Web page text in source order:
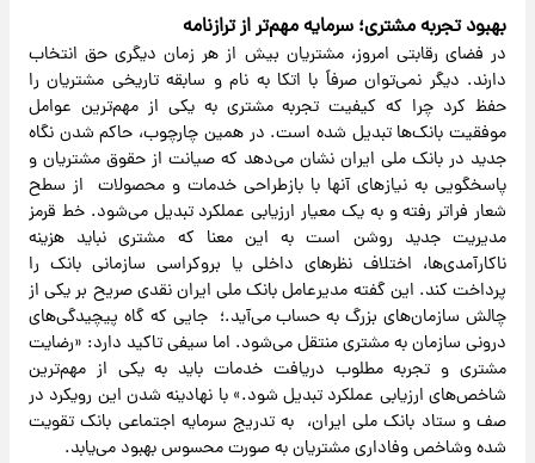
بهبود تجربه مشتری؛ سرمایه‌ مهم‌تر از ترازنامه
در فضای رقابتی امروز، مشتریان بیش از هر زمان دیگری حق انتخاب
دارند. دیگر نمی‌توان صرفاً با اتکا به نام و سابقه تاریخی مشتریان را
حفظ کرد چرا که کیفیت تجربه مشتری به یکی از مهم‌ترین عوامل
موفقیت بانک‌ها تبدیل شده است. در همین چارچوب، حاکم شدن نگاه
جدید در بانک ملی ایران نشان می‌دهد که صیانت از حقوق مشتریان و
پاسخگویی به نیازهای آنها با بازطراحی خدمات و محصولات از سطح
شعار فراتر رفته و به یک معیار ارزیابی عملکرد تبدیل می‌شود. خط قرمز
مدیریت جدید روشن است به این معنا که مشتری نباید هزینه
ناکارآمدی‌ها، اختلاف نظرهای داخلی یا بروکراسی سازمانی بانک را
پرداخت کند. این گفته مدیرعامل بانک ملی ایران نقدی صریح بر یکی از
چالش سازمان‌های بزرگ به حساب می‌آید.؛ جایی که گاه پیچیدگی‌های
درونی سازمان به مشتری منتقل می‌شود. اما سیفی تاکید دارد: «رضایت
مشتری و تجربه مطلوب دریافت خدمات باید به یکی از مهم‌ترین
شاخص‌های ارزیابی عملکرد تبدیل شود.» با نهادینه شدن این رویکرد در
صف و ستاد بانک ملی ایران، به تدریج سرمایه اجتماعی بانک تقویت
شده وشاخص وفاداری مشتریان به صورت محسوس بهبود می‌یابد.